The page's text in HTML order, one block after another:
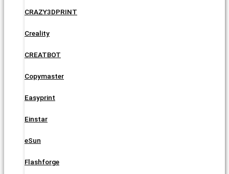
CRAZY3DPRINT
Creality
CREATBOT
Copymaster
Easyprint
Einstar
eSun
Flashforge